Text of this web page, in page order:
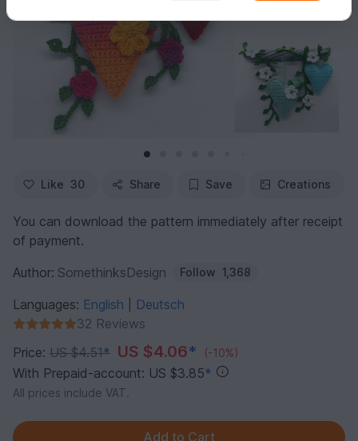
Like 30 Share Save Creations
You can download the pattern immediately after receipt
of payment.
Author: SomethinksDesign Follow 1,368
Languages: English
Deutsch
32 Reviews
Price: US $4.51* US $4.06* (-10%)
With Prepaid-account: US $3.85*
All prices include VAT.